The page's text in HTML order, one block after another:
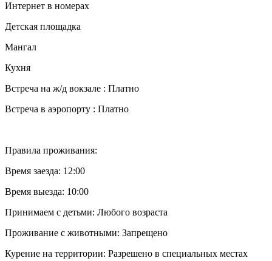
Интернет в номерах
Детская площадка
Мангал
Кухня
Встреча на ж/д вокзале : Платно
Встреча в аэропорту : Платно
Правила проживания:
Время заезда: 12:00
Время выезда: 10:00
Принимаем с детьми: Любого возраста
Проживание с животными: Запрещено
Курение на территории: Разрешено в специальных местах